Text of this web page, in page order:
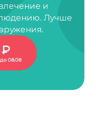
и
Лучше
₽
08.08